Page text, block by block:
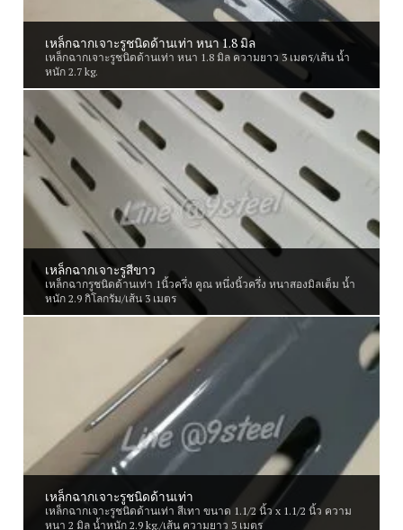
เหล็กฉากเจาะรูชนิดด้านเท่า หนา 1.8 มิล
เหล็กฉากเจาะรูชนิดด้านเท่า หนา 1.8 มิล ความยาว 3 เมตร/เส้น น้ำ
หนัก 2.7 kg.
เหล็กฉากเจาะรูสีขาว
เหล็กฉากรูชนิดด้านเท่า 1นิ้วครึ่ง คูณ หนึ่งนิ้วครึ่ง หนาสองมิลเต็ม น้ำ
หนัก 2.9 กิโลกรัม/เส้น 3 เมตร
เหล็กฉากเจาะรูชนิดด้านเท่า
เหล็กฉากเจาะรูชนิดด้านเท่า สีเทา ขนาด 1.1/2 นิ้ว x 1.1/2 นิ้ว ความ
หนา 2 มิล น้ำหนัก 2.9 kg./เส้น ความยาว 3 เมตร